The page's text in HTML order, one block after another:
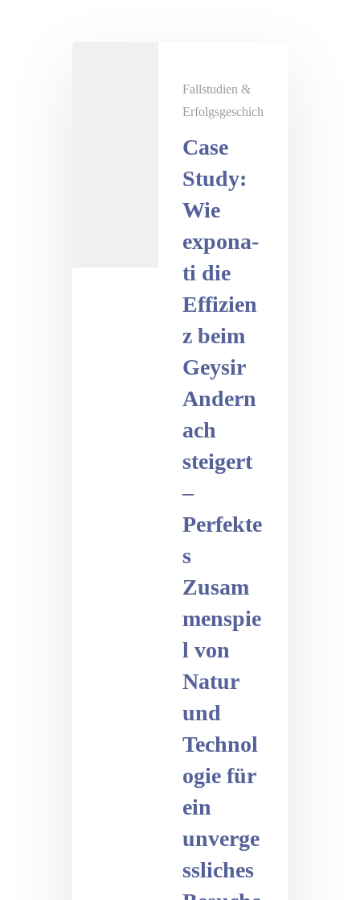
Fallstudien &
Erfolgsgeschichten
Case
Study:
Wie
expona-
ti die
Effizien
z beim
Geysir
Andern
ach
steigert
–
Perfekte
s
Zusam
menspie
l von
Natur
und
Technol
ogie für
ein
unverge
ssliches